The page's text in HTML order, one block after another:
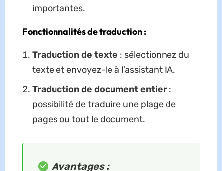
importantes.
Fonctionnalités de traduction :
Traduction de texte : sélectionnez du
texte et envoyez-le à l’assistant IA.
Traduction de document entier:
possibilité de traduire une plage de
pages ou tout le document.
Avantages :